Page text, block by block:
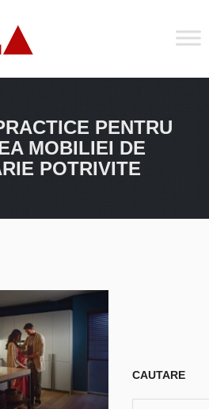
PENTRU
MOBILIEI DE
POTRIVITE
CAUTARE